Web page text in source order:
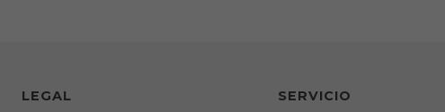
LEGAL SERVICIO